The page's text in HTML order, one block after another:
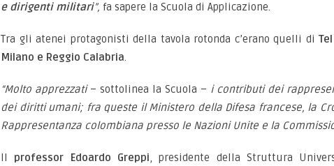
e dirigenti militari”, fa sapere la Scuola di Applicazione.
Tra gli atenei protagonisti della tavola rotonda c’erano quelli di
Milano e Reggio Calabria.
“Molto apprezzati– sottolinea la Scuola – i contributi dei
dei diritti umani; fra queste il Ministero della Difesa francese, la
Rappresentanza colombiana presso le Nazioni Unite e la
Il professor Edoardo Greppi, presidente della Struttura